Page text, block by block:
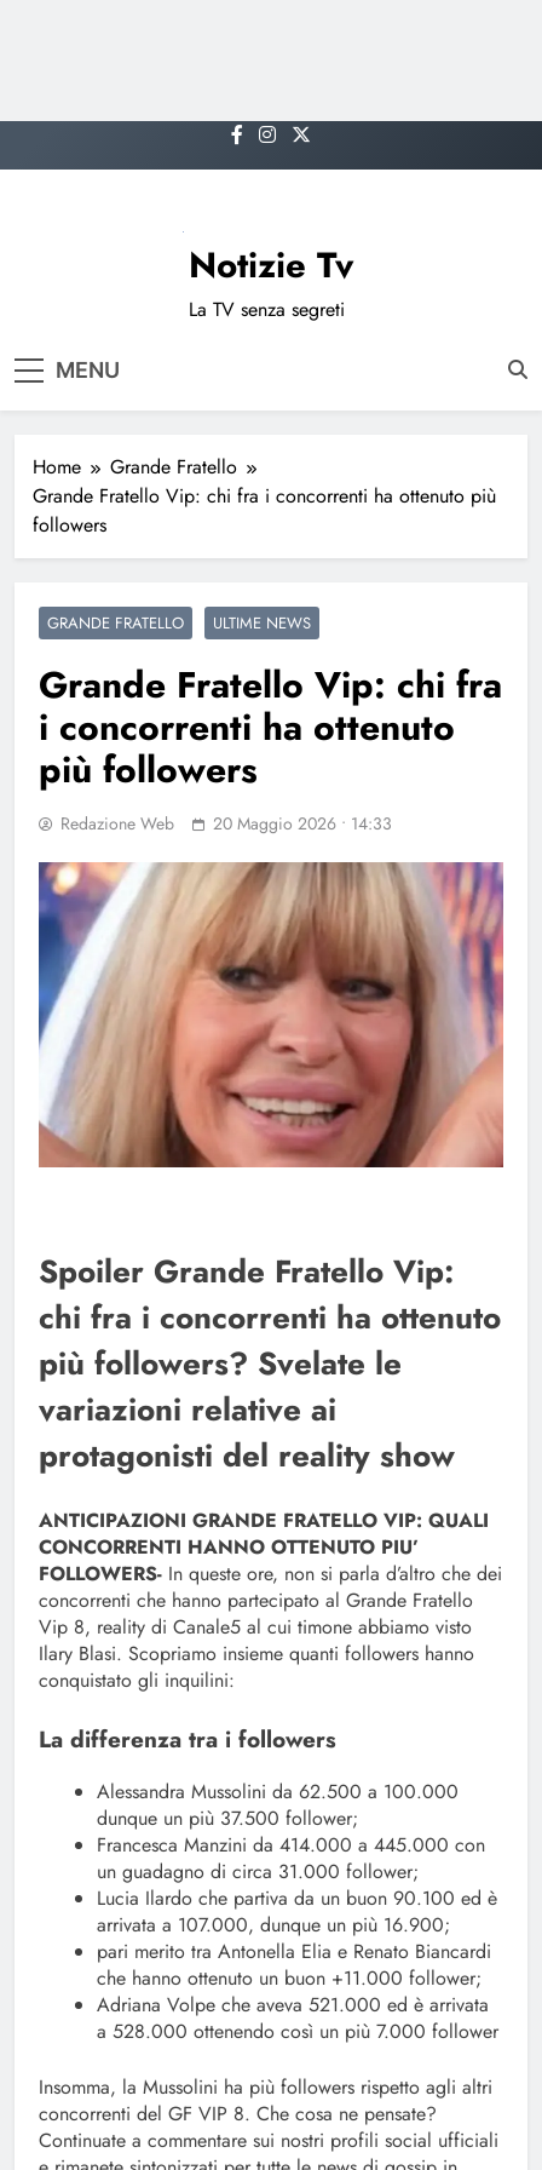
to
Notizie Tv
La TV senza segreti
MENU
Home
Grande Fratello
Grande Fratello Vip: chi fra i concorrenti ha ottenuto più
followers
GRANDE FRATELLO ULTIME NEWS
Grande Fratello Vip: chi fra
i concorrenti ha ottenuto
più followers
Redazione Web 20 Maggio 2026 • 14:33
Spoiler Grande Fratello Vip:
chi fra i concorrenti ha ottenuto
più followers? Svelate le
variazioni relative ai
protagonisti del reality show
ANTICIPAZIONI GRANDE FRATELLO VIP: QUALI
CONCORRENTI HANNO OTTENUTO PIU’
FOLLOWERS- In queste ore, non si parla d’altro che dei
concorrenti che hanno partecipato al Grande Fratello
Vip 8, reality di Canale5 al cui timone abbiamo visto
Ilary Blasi. Scopriamo insieme quanti followers hanno
conquistato gli inquilini:
La differenza tra i followers
Alessandra Mussolini da 62.500 a 100.000
dunque un più 37.500 follower;
Francesca Manzini da 414.000 a 445.000 con
un guadagno di circa 31.000 follower;
Lucia Ilardo che partiva da un buon 90.100 ed è
arrivata a 107.000, dunque un più 16.900;
pari merito tra Antonella Elia e Renato Biancardi
che hanno ottenuto un buon +11.000 follower;
Adriana Volpe che aveva 521.000 ed è arrivata
a 528.000 ottenendo così un più 7.000 follower
Insomma, la Mussolini ha più followers rispetto agli altri
concorrenti del GF VIP 8. Che cosa ne pensate?
Continuate a commentare sui nostri profili social ufficiali